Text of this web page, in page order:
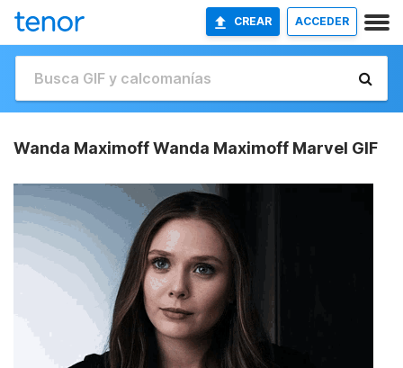
CREAR ACCEDER
Wanda Maximoff Wanda Maximoff Marvel GIF